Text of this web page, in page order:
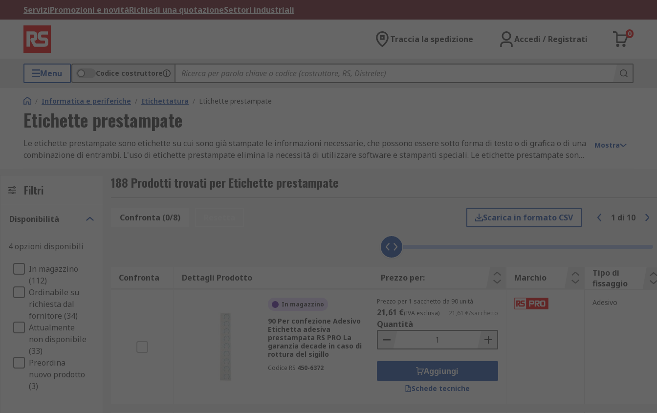
ServiziPromozioni e novitàRichiedi una quotazioneSettori industriali
Traccia la spedizione Accedi / Registrati
0
Menu Codice costruttore
/ Informatica e periferiche / Etichettatura / Etichette prestampate
Etichette prestampate
Le etichette prestampate sono etichette su cui sono già stampate le informazioni necessarie, che possono essere sotto forma di testo o di grafica o di una
combinazione di entrambi. L'uso di etichette prestampate elimina la necessità di utilizzare software e stampanti speciali. Le etichette prestampate sono
etichette PAT e molto altro ancora.
Mostra
Filtri
Disponibilità
4 opzioni disponibili
In magazzino
(112)
Ordinabile su
richiesta dal
fornitore (34)
Attualmente
non disponibile
(33)
Preordina
nuovo prodotto
(3)
188 Prodotti trovati per Etichette prestampate
Confronta (0/8) Scarica in formato CSV 1 di 10
Confronta Dettagli Prodotto Prezzo per: Marchio
Tipo di
fissaggio
In magazzino
90 Per confezione Adesivo
Etichetta adesiva
prestampata RS PRO La
garanzia decade in caso di
rottura del sigillo
Codice RS 450-6372
Prezzo per 1 sacchetto da 90 unità
21,61 €(IVA esclusa) 21,61 €/sacchetto
Quantità
Aggiungi
Schede tecniche
Adesivo